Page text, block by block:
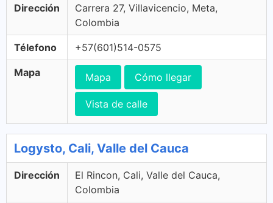
Dirección
Carrera 27, Villavicencio, Meta,
Colombia
Télefono +57(601)514-0575
Mapa Mapa Cómo llegar
Vista de calle
Logysto, Cali, Valle del Cauca
Dirección
El Rincon, Cali, Valle del Cauca,
Colombia